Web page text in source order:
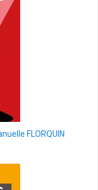
FLORQUIN